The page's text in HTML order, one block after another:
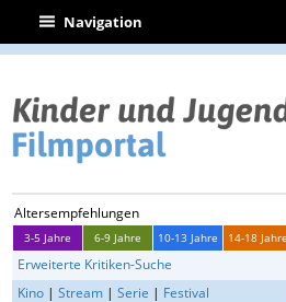
| Navigation
Altersempfehlungen
3-5 Jahre 6-9 Jahre 10-13 Jahre 14-18 Jahre
Erweiterte Kritiken-Suche
Kino |Stream |Serie | Festival